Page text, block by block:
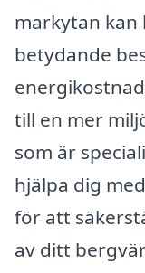
markytan kan
betydande
till en mer
som är
hjälpa dig
för att
av ditt